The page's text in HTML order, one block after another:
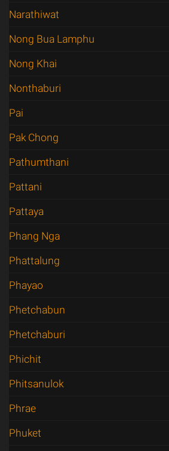
Narathiwat
Nong Bua Lamphu
Nong Khai
Nonthaburi
Pai
Pak Chong
Pathumthani
Pattani
Pattaya
Phang Nga
Phattalung
Phayao
Phetchabun
Phetchaburi
Phichit
Phitsanulok
Phrae
Phuket